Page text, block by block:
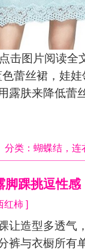
击图片阅读全
丝裙，娃娃
露肤来降低蕾
分类： 蝴蝶结 ， 连
脚踝挑逗性感
红柿 ]
造型多透气
裤与衣橱所有